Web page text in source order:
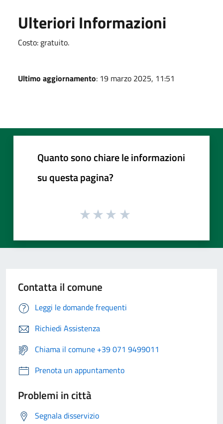
Ulteriori Informazioni
Costo: gratuito.
Ultimo aggiornamento: 19 marzo 2025, 11:51
Quanto sono chiare le informazioni
su questa pagina?
Contatta il comune
Leggi le domande frequenti
Richiedi Assistenza
Chiama il comune +39 071 9499011
Prenota un appuntamento
Problemi in città
Segnala disservizio